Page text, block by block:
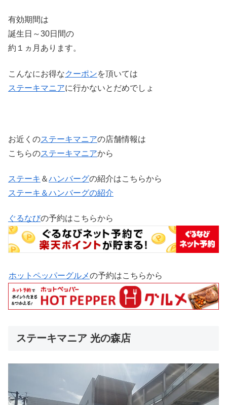
有効期間は
誕生日～30日間の
約１ヵ月あります。
こんなにお得なクーポンを頂いては
ステーキマニアに行かないとだめでしょ
お近くのステーキマニアの店舗情報は
こちらのステーキマニアから
ステーキ ＆ハンバーグの紹介はこちらから
ステーキ＆ハンバーグの紹介
ぐるなびの予約はこちらから
ホットペッパーグルメの予約はこちらから
ステーキマニア 光の森店